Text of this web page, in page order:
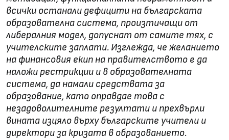
всички останали дефицити на българската
образователна система, произтичащи от
либералния модел, допуснат от самите тях, с
учителските заплати. Изглежда, че желанието
на финансовия екип на правителството е да
наложи рестрикции и в образователната
система, да намали средствата за
образование, като оправдае това с
незадоволителните резултати и прехвърли
вината изцяло върху българските учители и
директори за кризата в образованието.